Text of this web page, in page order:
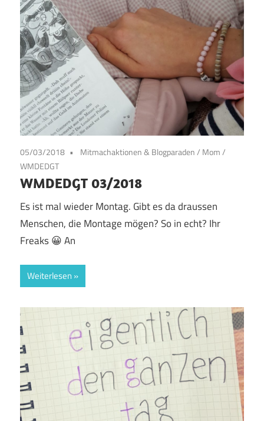
05/03/2018 Mitmachaktionen & Blogparaden/ Mom/
WMDEDGT
WMDEDGT 03/2018
Es ist mal wieder Montag. Gibt es da draussen
Menschen, die Montage mögen? So in echt? Ihr
Freaks 😀 An
Weiterlesen